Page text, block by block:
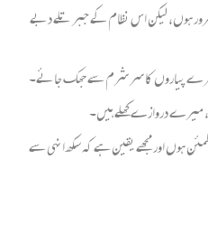
ہوں، لیکن اس نظام کے جبر تلے دبے
مرے پیاروں کا سر شرم سے جھک جائے۔
میرے دروازے کھلے ہیں۔
ہوں اور مجھے یقین ہے کہ سکھ انہی سے